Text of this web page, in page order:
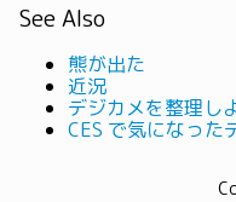
See Also
熊が出た
近況
デジカメを整理し
CES で気になった